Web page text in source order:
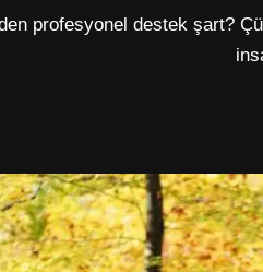
profesyonel destek şart?